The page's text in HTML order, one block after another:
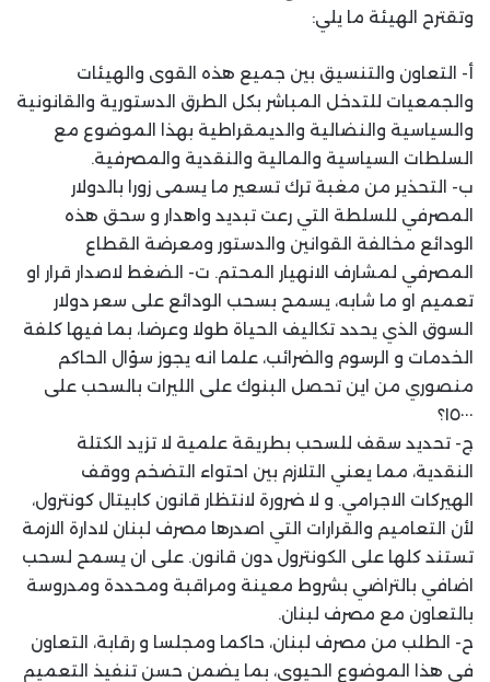
وتقترح الهيئة ما يلي:
أ- التعاون والتنسيق بين جميع هذه القوى والهيئات
والجمعيات للتدخل المباشر بكل الطرق الدستورية والقانونية
والسياسية والنضالية والديمقراطية بهذا الموضوع مع
السلطات السياسية والمالية والنقدية والمصرفية.
ب- التحذير من مغبة ترك تسعير ما يسمى زورا بالدولار
المصرفي للسلطة التي رعت تبديد واهدار و سحق هذه
الودائع مخالفة القوانين والدستور ومعرضة القطاع
المصرفي لمشارف الانهيار المحتم. ت- الضغط لاصدار قرار او
تعميم او ما شابه، يسمح بسحب الودائع على سعر دولار
السوق الذي يحدد تكاليف الحياة طولا وعرضا، بما فيها كلفة
الخدمات و الرسوم والضرائب، علما انه يجوز سؤال الحاكم
منصوري من اين تحصل البنوك على الليرات بالسحب على
١٥٠٠٠؟
ج- تحديد سقف للسحب بطريقة علمية لا تزيد الكتلة
النقدية، مما يعني التلازم بين احتواء التضخم ووقف
الهيركات الاجرامي. و لا ضرورة لانتظار قانون كابيتال كونترول،
لأن التعاميم والقرارات التي اصدرها مصرف لبنان لادارة الازمة
تستند كلها على الكونترول دون قانون. على ان يسمح لسحب
اضافي بالتراضي بشروط معينة ومراقبة ومحددة ومدروسة
بالتعاون مع مصرف لبنان.
ح- الطلب من مصرف لبنان، حاكما ومجلسا و رقابة، التعاون
في هذا الموضوع الحيوي، بما يضمن حسن تنفيذ التعميم